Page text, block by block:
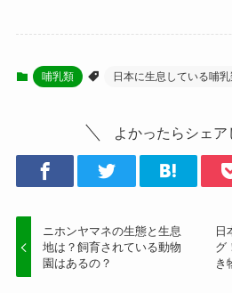
哺乳類 日本に生息している哺
よかったらシェア
ニホンヤマネの生態と生息
地は？飼育されている動物
園はあるの？
日
グ
き